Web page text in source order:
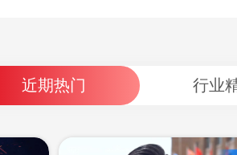
近期热门 行业